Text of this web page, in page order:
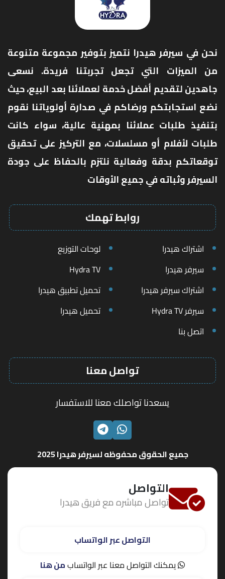
نحن في سيرفر هيدرا نتميز بتوفير مجموعة متنوعة
من الميزات التي تجعل تجربتنا فريدة. نسعى
جاهدين لتقديم أفضل خدمة لعملائنا بعد البيع، حيث
نضع استجابتكم ورضاكم في صدارة أولوياتنا نقوم
بتنفيذ طلبات عملائنا بمهنية عالية، سواء كانت
طلبات لأفلام أو مسلسلات، مع التركيز على تحقيق
توقعاتكم بدقة وفعالية نلتزم بالحفاظ على جودة
السيرفر وثباته في جميع الأوقات
روابط تهمك
اشتراك هيدرا
لوحات التوزيع
سيرفر هيدرا
Hydra TV
اشتراك سيرفر هيدرا
تحميل تطبيق هيدرا
سيرفر Hydra TV
تحميل هيدرا
اتصل بنا
تواصل معنا
يسعدنا تواصلك معنا للاستفسار
الواتسابتليجرام
جميع الحقوق محفوظه لسيرفر هيدرا 2025
التواصل
تواصل مباشره مع فريق هيدرا
التواصل عبر الواتساب
يمكنك التواصل معنا عبر الواتسابمن هنا